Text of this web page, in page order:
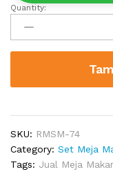
Set
Meja
Makan
Minimalis
Kursi
quantity
Quantity:
SKU: RMSM-74
Category: Set Meja
Tags: Jual Meja